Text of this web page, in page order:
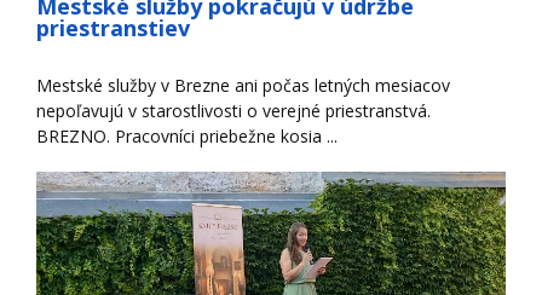
priestranstiev
Mestské služby v Brezne ani počas letných mesiacov
nepoľavujú v starostlivosti o verejné priestranstvá.
BREZNO. Pracovníci priebežne kosia ...